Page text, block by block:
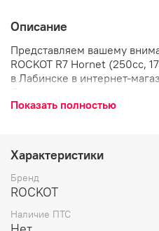
Описание
Представляем вашему
ROCKOT R7 Hornet (250сс,
в Лабинске в интернет-
Мотоцикл кроссовый
качественной сборкой,
дизайном. Данную модель
мототехники как в
России. Она имеет большое
рынке. Выбирая Мотоцикл
Показать полностью
Характеристики
Бренд
ROCKOT
Наличие ПТС